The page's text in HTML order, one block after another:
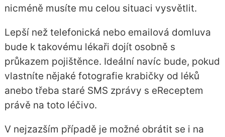
nicméně musíte mu celou situaci vysvětlit.
Lepší než telefonická nebo emailová domluva
bude k takovému lékaři dojít osobně s
průkazem pojištěnce. Ideální navíc bude, pokud
vlastníte nějaké fotografie krabičky od léků
anebo třeba staré SMS zprávy s eReceptem
právě na toto léčivo.
V nejzazším případě je možné obrátit se i na